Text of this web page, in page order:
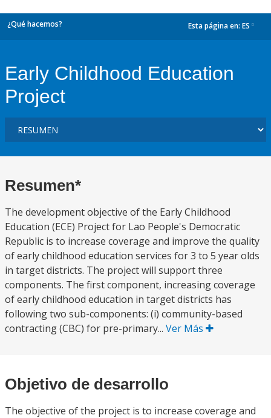
¿Qué hacemos? Esta página en: ES
Early Childhood Education
Project
Resumen*
The development objective of the Early Childhood
Education (ECE) Project for Lao People's Democratic
Republic is to increase coverage and improve the quality
of early childhood education services for 3 to 5 year olds
in target districts. The project will support three
components. The first component, increasing coverage
of early childhood education in target districts has
following two sub-components: (i) community-based
contracting (CBC) for pre-primary... Ver Más
Objetivo de desarrollo
The objective of the project is to increase coverage and